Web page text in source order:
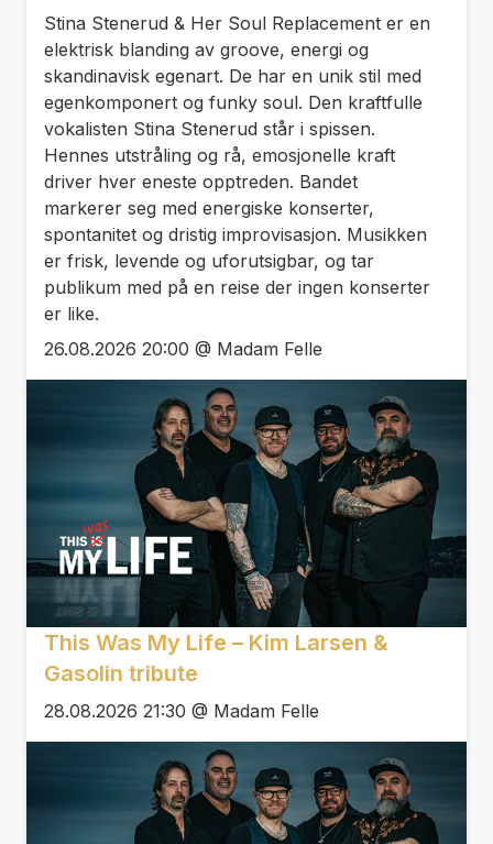
Stina Stenerud & Her Soul Replacement er en
elektrisk blanding av groove, energi og
skandinavisk egenart. De har en unik stil med
egenkomponert og funky soul. Den kraftfulle
vokalisten Stina Stenerud står i spissen.
Hennes utstråling og rå, emosjonelle kraft
driver hver eneste opptreden. Bandet
markerer seg med energiske konserter,
spontanitet og dristig improvisasjon. Musikken
er frisk, levende og uforutsigbar, og tar
publikum med på en reise der ingen konserter
er like.
26.08.2026 20:00 @ Madam Felle
This Was My Life – Kim Larsen &
Gasolin tribute
28.08.2026 21:30 @ Madam Felle